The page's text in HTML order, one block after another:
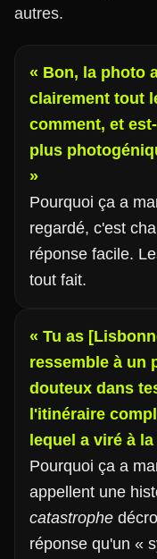
autres.
« Bon, la photo
clairement tout
comment, et
plus
»
Pourquoi ça a
regardé, c'est
réponse facile.
tout fait.
« Tu as
ressemble à un
douteux dans
l'itinéraire
lequel a viré à
Pourquoi ça a
appellent une
catastrophe
réponse qu'un «